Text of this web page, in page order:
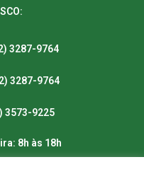
3287-9764
3287-9764
3573-9225
8h às 18h